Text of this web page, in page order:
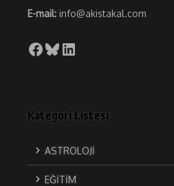
E-mail: info@akistakal.com
Facebook
Bluesky
LinkedIn
Kategori Listesi
ASTROLOJİ
EĞİTİM